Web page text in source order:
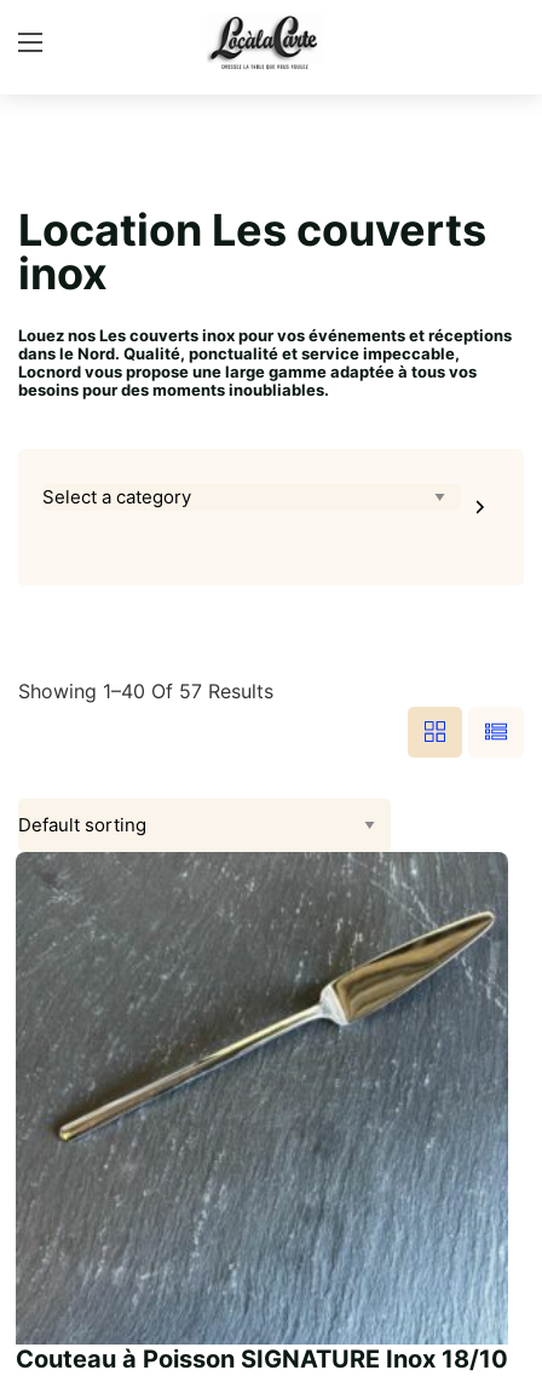
Location Les couverts
inox
Louez nos Les couverts inox pour vos événements et réceptions
dans le Nord. Qualité, ponctualité et service impeccable,
Locnord vous propose une large gamme adaptée à tous vos
besoins pour des moments inoubliables.
Select
Showing 1–40 Of 57 Results
Couteau à Poisson SIGNATURE Inox 18/10